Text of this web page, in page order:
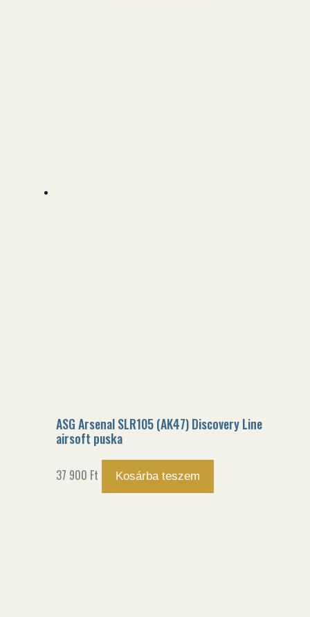
ASG Arsenal SLR105 (AK47) Discovery Line
airsoft puska
37 900 Ft Kosárba teszem